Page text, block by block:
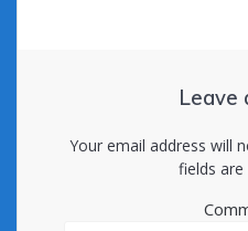
Leave
Your email address will
fields are